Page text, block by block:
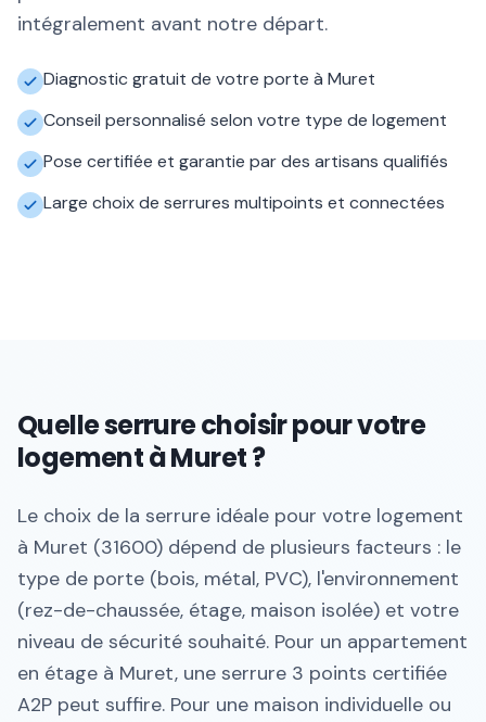
intégralement avant notre départ.
Diagnostic gratuit de votre porte à Muret
Conseil personnalisé selon votre type de logement
Pose certifiée et garantie par des artisans qualifiés
Large choix de serrures multipoints et connectées
Quelle serrure choisir pour votre
logement à Muret ?
Le choix de la serrure idéale pour votre logement
à Muret (31600) dépend de plusieurs facteurs : le
type de porte (bois, métal, PVC), l'environnement
(rez-de-chaussée, étage, maison isolée) et votre
niveau de sécurité souhaité. Pour un appartement
en étage à Muret, une serrure 3 points certifiée
A2P peut suffire. Pour une maison individuelle ou